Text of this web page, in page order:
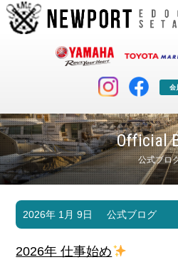
会
Official
公式ブロ
マリンクラブ
マリンライフを堪能したい！
ボート免許
長年の実績と信頼！
2026年 1月 9日 公式ブログ
2026年 仕事始め